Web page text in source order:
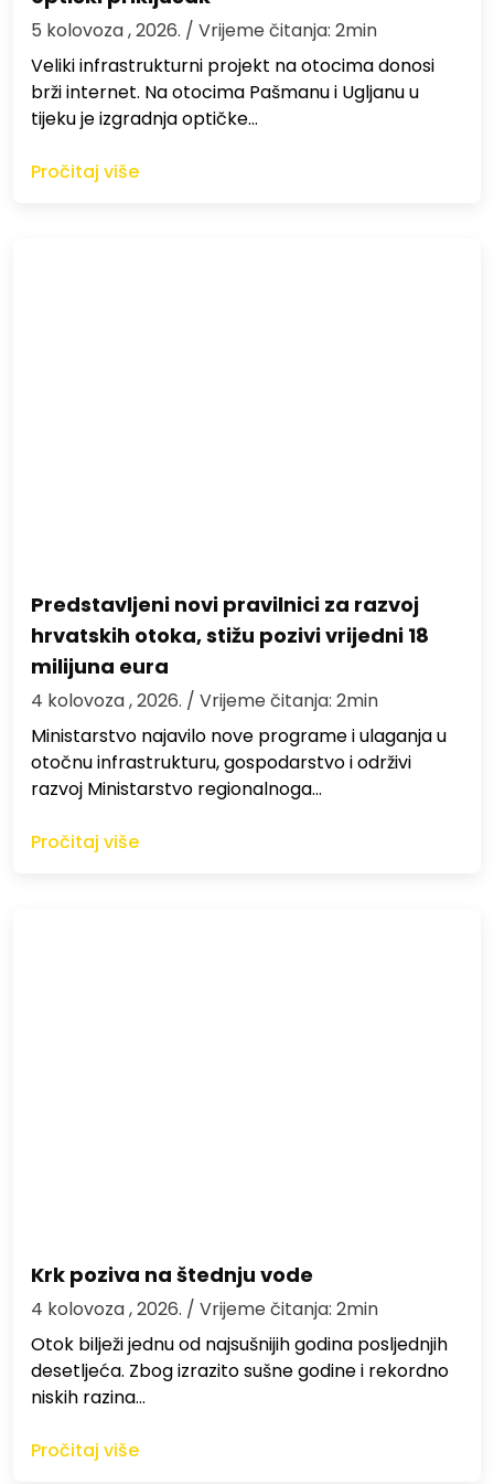
5 kolovoza , 2026. / Vrijeme čitanja: 2min
Veliki infrastrukturni projekt na otocima donosi
brži internet. Na otocima Pašmanu i Ugljanu u
tijeku je izgradnja optičke…
Pročitaj više
Predstavljeni novi pravilnici za razvoj
hrvatskih otoka, stižu pozivi vrijedni 18
milijuna eura
4 kolovoza , 2026. / Vrijeme čitanja: 2min
Ministarstvo najavilo nove programe i ulaganja u
otočnu infrastrukturu, gospodarstvo i održivi
razvoj Ministarstvo regionalnoga…
Pročitaj više
Krk poziva na štednju vode
4 kolovoza , 2026. / Vrijeme čitanja: 2min
Otok bilježi jednu od najsušnijih godina posljednjih
desetljeća. Zbog izrazito sušne godine i rekordno
niskih razina…
Pročitaj više